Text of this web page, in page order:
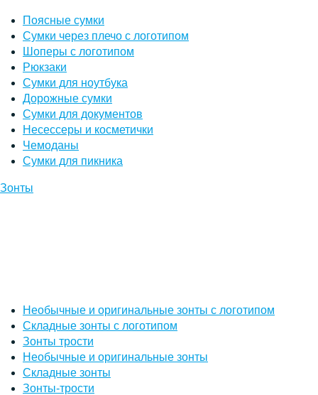
Поясные сумки
Сумки через плечо с логотипом
Шоперы с логотипом
Рюкзаки
Сумки для ноутбука
Дорожные сумки
Сумки для документов
Несессеры и косметички
Чемоданы
Сумки для пикника
Зонты
Необычные и оригинальные зонты с логотипом
Складные зонты с логотипом
Зонты трости
Необычные и оригинальные зонты
Складные зонты
Зонты-трости